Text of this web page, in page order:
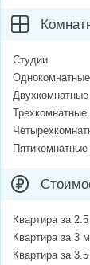
Студии
Трехкомнатные
Квартира за
Квартира за 3
Квартира за